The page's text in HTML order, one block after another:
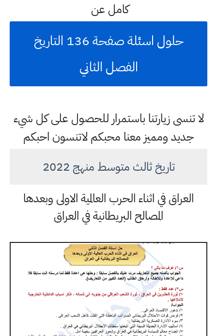
كامل عن
حلول اسئلة صفحة 136 التاريخ
الفصل الثاني
لا تنسى زيارتنا باستمرار للحصول على كل شيء
جديد ومميز معنا محبكم لاتنسون احبكم
تاريخ ثالث متوسط منهج 2022
العراق في اثناء الحرب العالمية الاولى وبعدها
المصالح البريطانية في العراق